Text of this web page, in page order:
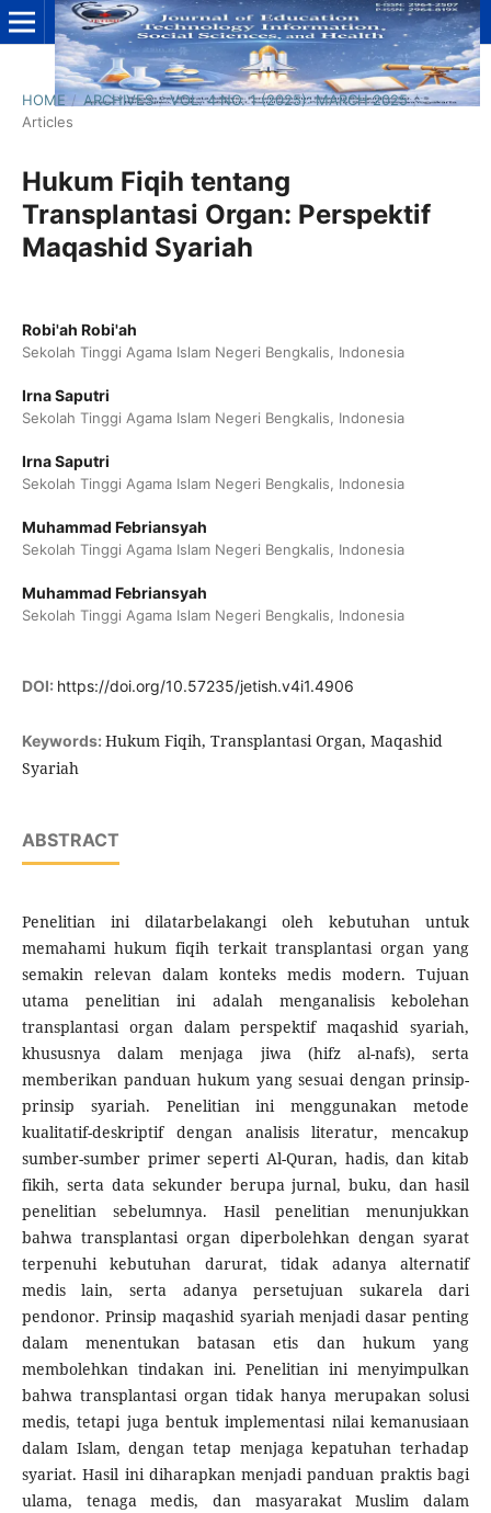
HOME / ARCHIVES / VOL. 4 NO. 1 (2025): MARCH 2025 /
Articles
Hukum Fiqih tentang
Transplantasi Organ: Perspektif
Maqashid Syariah
Robi'ah Robi'ah
Sekolah Tinggi Agama Islam Negeri Bengkalis, Indonesia
Irna Saputri
Sekolah Tinggi Agama Islam Negeri Bengkalis, Indonesia
Irna Saputri
Sekolah Tinggi Agama Islam Negeri Bengkalis, Indonesia
Muhammad Febriansyah
Sekolah Tinggi Agama Islam Negeri Bengkalis, Indonesia
Muhammad Febriansyah
Sekolah Tinggi Agama Islam Negeri Bengkalis, Indonesia
DOI: https://doi.org/10.57235/jetish.v4i1.4906
Keywords: Hukum Fiqih, Transplantasi Organ, Maqashid
Syariah
ABSTRACT
Penelitian ini dilatarbelakangi oleh kebutuhan untuk
memahami hukum fiqih terkait transplantasi organ yang
semakin relevan dalam konteks medis modern. Tujuan
utama penelitian ini adalah menganalisis kebolehan
transplantasi organ dalam perspektif maqashid syariah,
khususnya dalam menjaga jiwa (hifz al-nafs), serta
memberikan panduan hukum yang sesuai dengan prinsip-
prinsip syariah. Penelitian ini menggunakan metode
kualitatif-deskriptif dengan analisis literatur, mencakup
sumber-sumber primer seperti Al-Quran, hadis, dan kitab
fikih, serta data sekunder berupa jurnal, buku, dan hasil
penelitian sebelumnya. Hasil penelitian menunjukkan
bahwa transplantasi organ diperbolehkan dengan syarat
terpenuhi kebutuhan darurat, tidak adanya alternatif
medis lain, serta adanya persetujuan sukarela dari
pendonor. Prinsip maqashid syariah menjadi dasar penting
dalam menentukan batasan etis dan hukum yang
membolehkan tindakan ini. Penelitian ini menyimpulkan
bahwa transplantasi organ tidak hanya merupakan solusi
medis, tetapi juga bentuk implementasi nilai kemanusiaan
dalam Islam, dengan tetap menjaga kepatuhan terhadap
syariat. Hasil ini diharapkan menjadi panduan praktis bagi
ulama, tenaga medis, dan masyarakat Muslim dalam